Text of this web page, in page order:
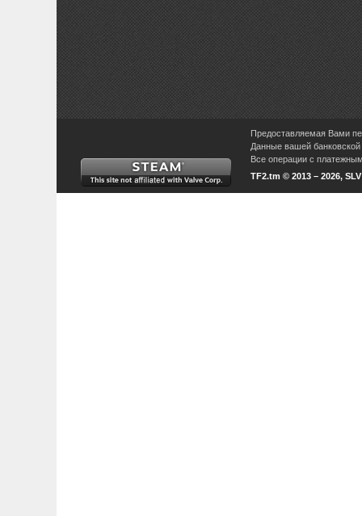
Предоставляемая Вами
Данные вашей
Все операции с
TF2.tm © 2013 – 2026,